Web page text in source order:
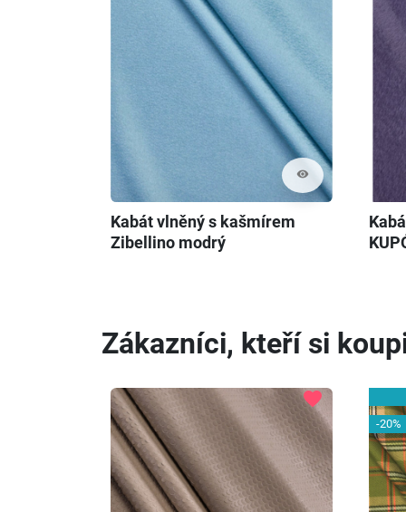
visibility
Kabát vlněný s kašmírem
Zibellino modrý
Zákazníci, kteří si
favorite
-20%